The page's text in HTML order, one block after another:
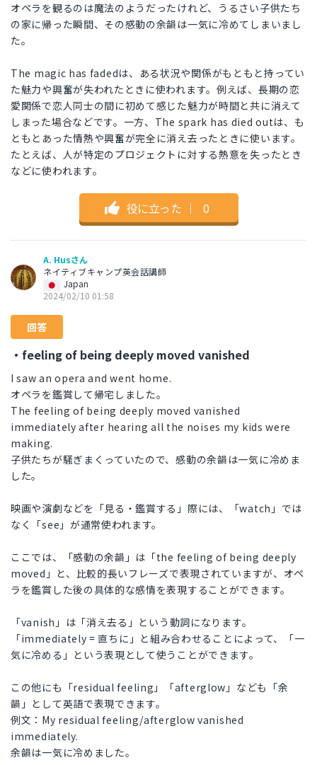
オペラを観るのは魔法のようだったけれど、うるさい子供たち
の家に帰った瞬間、その感動の余韻は一気に冷めてしまいまし
た。
The magic has fadedは、ある状況や関係がもともと持ってい
た魅力や興奮が失われたときに使われます。例えば、長期の恋
愛関係で恋人同士の間に初めて感じた魅力が時間と共に消えて
しまった場合などです。一方、The spark has died outは、も
ともとあった情熱や興奮が完全に消え去ったときに使います。
たとえば、人が特定のプロジェクトに対する熱意を失ったとき
などに使われます。
役に立った ｜ 0
A. Husさん
ネイティブキャンプ英会話講師
Japan
2024/02/10 01:58
回答
・feeling of being deeply moved vanished
I saw an opera and went home.
オペラを鑑賞して帰宅しました。
The feeling of being deeply moved vanished
immediately after hearing all the noises my kids were
making.
子供たちが騒ぎまくっていたので、感動の余韻は一気に冷めま
した。
映画や演劇などを「見る・鑑賞する」際には、「watch」では
なく「see」が通常使われます。
ここでは、「感動の余韻」は「the feeling of being deeply
moved」と、比較的長いフレーズで表現されていますが、オペ
ラを鑑賞した後の具体的な感情を表現することができます。
「vanish」は「消え去る」という動詞になります。
「immediately = 直ちに」と組み合わせることによって、「一
気に冷める」という表現として使うことができます。
この他にも「residual feeling」「afterglow」なども「余
韻」として英語で表現できます。
例文：My residual feeling/afterglow vanished
immediately.
余韻は一気に冷めました。